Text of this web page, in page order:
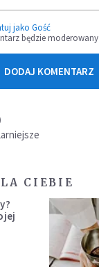
jako Gość
będzie moderowany
DODAJ KOMENTARZ
CIEBIE